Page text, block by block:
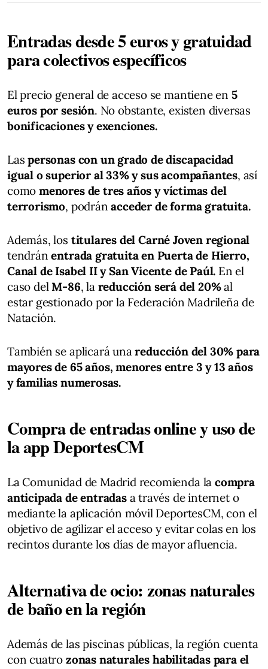
Entradas desde 5 euros y gratuidad
para colectivos específicos
El precio general de acceso se mantiene en 5
euros por sesión. No obstante, existen diversas
bonificaciones y exenciones.
Las personas con un grado de discapacidad
igual o superior al 33% y sus acompañantes, así
comomenores de tres años y víctimas del
terrorismo, podránacceder de forma gratuita.
Además, los titulares del Carné Joven regional
tendránentrada gratuita en Puerta de Hierro,
Canal de Isabel II y San Vicente de Paúl. En el
caso del M-86, la reducción será del 20%al
estar gestionado por la Federación Madrileña de
Natación.
También se aplicará una reducción del 30% para
mayores de 65 años, menores entre 3 y 13 años
y familias numerosas.
Compra de entradas online y uso de
la app DeportesCM
La Comunidad de Madrid recomienda la compra
anticipada de entradasa través de internet o
mediante la aplicación móvil DeportesCM, con el
objetivo de agilizar el acceso y evitar colas en los
recintos durante los días de mayor afluencia.
Alternativa de ocio: zonas naturales
de baño en la región
Además de las piscinas públicas, la región cuenta
con cuatro zonas naturales habilitadas para el